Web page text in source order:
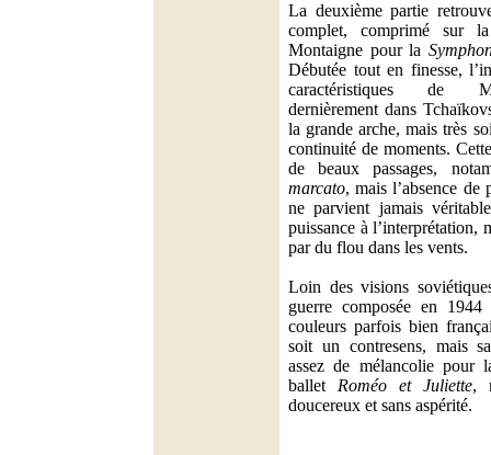
La deuxième partie
complet, comprimé sur
Montaigne pour la
Débutée tout en finesse,
caractéristiques de
dernièrement dans
la grande arche, mais très
continuité de moments.
de beaux passages,
marcato, mais l’absence de
ne parvient jamais
puissance à l’interprétation,
par du flou dans les vents.
Loin des visions
guerre composée en
couleurs parfois bien
soit un contresens, mais
assez de mélancolie pour
ballet Roméo et Juliette,
doucereux et sans aspérité.